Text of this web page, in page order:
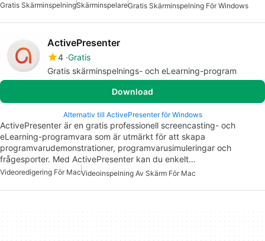
Gratis SkärminspelningSkärminspelareGratis Skärminspelning För Windows
ActivePresenter
4 Gratis
Gratis skärminspelnings- och eLearning-program
Download
Alternativ till ActivePresenter för Windows
ActivePresenter är en gratis professionell screencasting- och
eLearning-programvara som är utmärkt för att skapa
programvarudemonstrationer, programvarusimuleringar och
frågesporter. Med ActivePresenter kan du enkelt…
Videoredigering För MacVideoinspelning Av Skärm För Mac